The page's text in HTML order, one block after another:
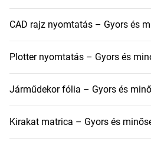
CAD rajz nyomtatás – Gyors és
Plotter nyomtatás – Gyors és
Járműdekor fólia – Gyors és
Kirakat matrica – Gyors és